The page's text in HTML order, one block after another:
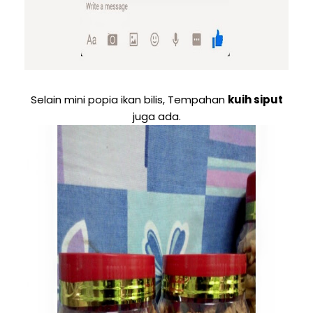
Selain mini popia ikan bilis, Tempahan kuih siput
juga ada.